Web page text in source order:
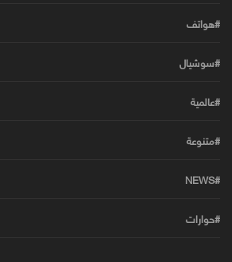
#هواتف
#سوشيال
#عالمية
#متنوعة
#NEWS
#حوارات